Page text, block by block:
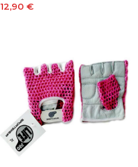
12,90 €